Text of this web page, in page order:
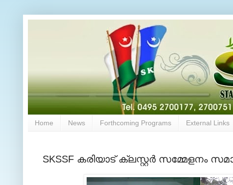
Home News Forthcoming Programs External Links
SKSSF കരിയാട് ക്ലസ്റ്റര്‍ സമ്മേളനം